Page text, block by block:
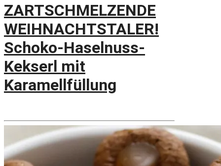
ZARTSCHMELZENDE
WEIHNACHTSTALER!
Schoko-Haselnuss-
Kekserl mit
Karamellfüllung